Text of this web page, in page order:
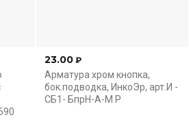
23.00 ₽
Арматура хром кнопка,
бок.подводка, ИнкоЭр, арт.И -
СБ1- БпрН-А-М Р